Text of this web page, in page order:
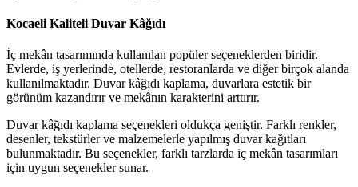
Kocaeli Kaliteli Duvar Kâğıdı
İç mekân tasarımında kullanılan popüler seçeneklerden biridir.
Evlerde, iş yerlerinde, otellerde, restoranlarda ve diğer birçok alanda
kullanılmaktadır. Duvar kâğıdı kaplama, duvarlara estetik bir
görünüm kazandırır ve mekânın karakterini arttırır.
Duvar kâğıdı kaplama seçenekleri oldukça geniştir. Farklı renkler,
desenler, tekstürler ve malzemelerle yapılmış duvar kağıtları
bulunmaktadır. Bu seçenekler, farklı tarzlarda iç mekân tasarımları
için uygun seçenekler sunar.